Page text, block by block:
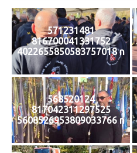
571231481
816700041331752
4022655850583757018 n
568520124
817042311297525
5608526953809033766 n